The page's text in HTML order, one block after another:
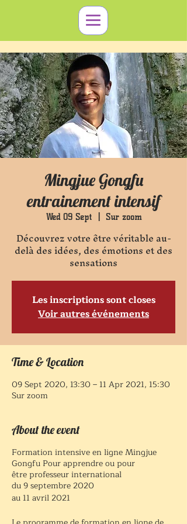
Mingjue Gongfu
entrainement intensif
Wed 09 Sept
  |
Sur zoom
Découvrez votre être véritable au-
delà des idées, des émotions et des
sensations
Les inscriptions sont closes
Voir autres événements
Time & Location
09 Sept 2020, 13:30 – 11 Apr 2021, 15:30
Sur zoom
About the event
Formation intensive en ligne Mingjue
Gongfu Pour apprendre ou pour
être professeur international
du 9 septembre 2020
au 11 avril 2021